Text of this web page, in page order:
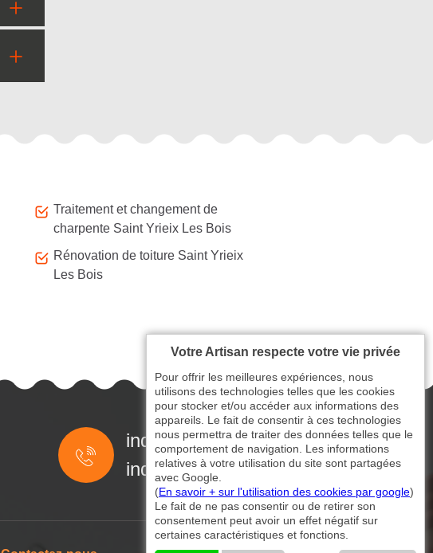
Traitement et changement de
charpente Saint Yrieix Les Bois
Rénovation de toiture Saint Yrieix
Les Bois
indisponible
indisponible
Votre Artisan respecte votre vie privée
Pour offrir les meilleures expériences, nous
utilisons des technologies telles que les cookies
pour stocker et/ou accéder aux informations des
appareils. Le fait de consentir à ces technologies
nous permettra de traiter des données telles que le
comportement de navigation. Les informations
relatives à votre utilisation du site sont partagées
avec Google.
(En savoir + sur l'utilisation des cookies par google)
Le fait de ne pas consentir ou de retirer son
consentement peut avoir un effet négatif sur
certaines caractéristiques et fonctions.